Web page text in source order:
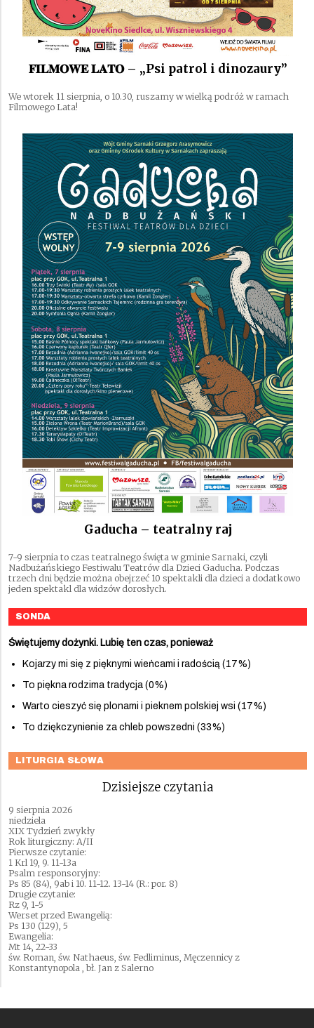
𝐅𝐈𝐋𝐌𝐎𝐖𝐄 𝐋𝐀𝐓𝐎 – „Psi patrol i dinozaury”
We wtorek 11 sierpnia, o 10.30, ruszamy w wielką podróż w ramach
Filmowego Lata!
Gaducha – teatralny raj
7-9 sierpnia to czas teatralnego święta w gminie Sarnaki, czyli
Nadbużańskiego Festiwalu Teatrów dla Dzieci Gaducha. Podczas
trzech dni będzie można obejrzeć 10 spektakli dla dzieci a dodatkowo
jeden spektakl dla widzów dorosłych.
SONDA
Świętujemy dożynki. Lubię ten czas, ponieważ
Kojarzy mi się z pięknymi wieńcami i radością (17%)
To piękna rodzima tradycja (0%)
Warto cieszyć się plonami i pieknem polskiej wsi (17%)
To dziękczynienie za chleb powszedni (33%)
LITURGIA SŁOWA
Dzisiejsze czytania
9 sierpnia 2026
niedziela
XIX Tydzień zwykły
Rok liturgiczny: A/II
Pierwsze czytanie:
1 Krl 19, 9. 11-13a
Psalm responsoryjny:
Ps 85 (84), 9ab i 10. 11-12. 13-14 (R.: por. 8)
Drugie czytanie:
Rz 9, 1-5
Werset przed Ewangelią:
Ps 130 (129), 5
Ewangelia:
Mt 14, 22-33
św. Roman, św. Nathaeus, św. Fedliminus, Męczennicy z
Konstantynopola , bł. Jan z Salerno